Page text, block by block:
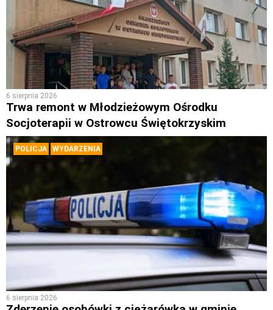
6 sierpnia 2026
Trwa remont w Młodzieżowym Ośrodku
Socjoterapii w Ostrowcu Świętokrzyskim
POLICJA WYDARZENIA
6 sierpnia 2026